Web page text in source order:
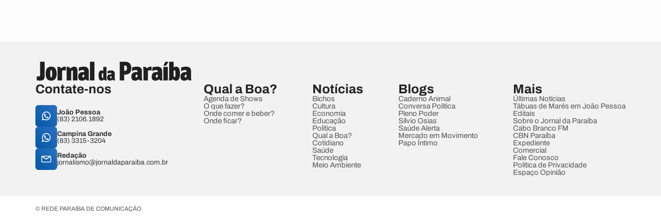
Contate-nos
João Pessoa
(83) 2106.1892
Campina Grande
(83) 3315-3204
Redação
jornalismo@jornaldaparaiba.com.br
Qual a Boa?
Agenda de Shows
O que fazer?
Onde comer e beber?
Onde ficar?
Notícias
Bichos
Cultura
Economia
Educação
Política
Qual a Boa?
Cotidiano
Saúde
Tecnologia
Meio Ambiente
Blogs
Caderno Animal
Conversa Política
Pleno Poder
Sílvio Osias
Saúde Alerta
Mercado em Movimento
Papo Íntimo
Mais
Últimas Notícias
Tábuas de Marés em João Pessoa
Editais
Sobre o Jornal da Paraíba
Cabo Branco FM
CBN Paraíba
Expediente
Comercial
Fale Conosco
Política de Privacidade
Espaço Opinião
© REDE PARAÍBA DE COMUNICAÇÃO